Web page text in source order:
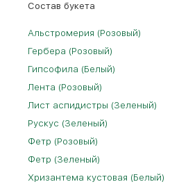
Cостав букета
Альстромерия (Розовый)
Гербера (Розовый)
Гипсофила (Белый)
Лента (Розовый)
Лист аспидистры (Зеленый)
Рускус (Зеленый)
Фетр (Розовый)
Фетр (Зеленый)
Хризантема кустовая (Белый)